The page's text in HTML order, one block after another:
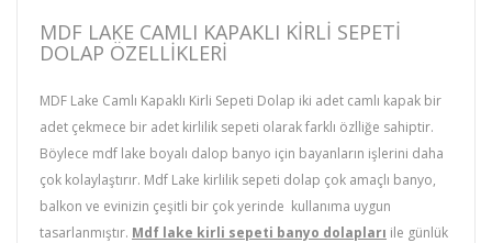
MDF LAKE CAMLI KAPAKLI KIRLI SEPETI
DOLAP ÖZELLIKLERI
MDF Lake Camlı Kapaklı Kirli Sepeti Dolap iki adet camlı kapak bir
adet çekmece bir adet kirlilik sepeti olarak farklı özlliğe sahiptir.
Böylece mdf lake boyalı dalop banyo için bayanların işlerini daha
çok kolaylaştırır. Mdf Lake kirlilik sepeti dolap çok amaçlı banyo,
balkon ve evinizin çeşitli bir çok yerinde kullanıma uygun
tasarlanmıştır. Mdf lake kirli sepeti banyo dolapları ile günlük